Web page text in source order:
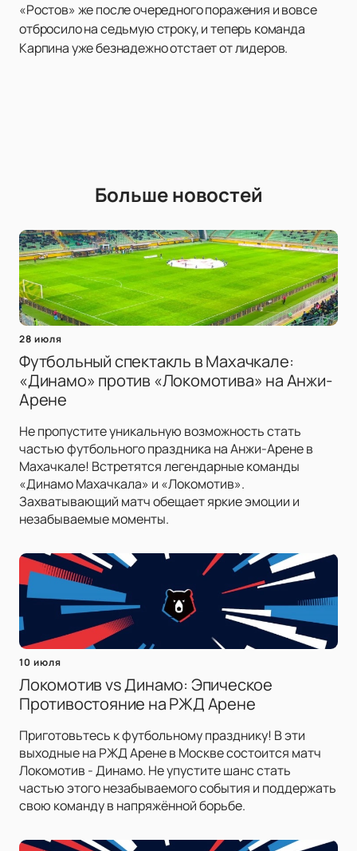
«Ростов» же после очередного поражения и вовсе
отбросило на седьмую строку, и теперь команда
Карпина уже безнадежно отстает от лидеров.
Больше новостей
28 июля
Футбольный спектакль в Махачкале:
«Динамо» против «Локомотива» на Анжи-
Арене
Не пропустите уникальную возможность стать
частью футбольного праздника на Анжи-Арене в
Махачкале! Встретятся легендарные команды
«Динамо Махачкала» и «Локомотив».
Захватывающий матч обещает яркие эмоции и
незабываемые моменты.
10 июля
Локомотив vs Динамо: Эпическое
Противостояние на РЖД Арене
Приготовьтесь к футбольному празднику! В эти
выходные на РЖД Арене в Москве состоится матч
Локомотив - Динамо. Не упустите шанс стать
частью этого незабываемого события и поддержать
свою команду в напряжённой борьбе.